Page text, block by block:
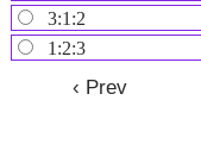
3:1:2
1:2:3